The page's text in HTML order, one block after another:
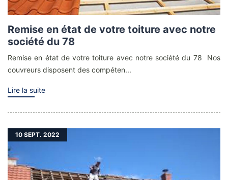
Remise en état de votre toiture avec notre
société du 78
Remise en état de votre toiture avec notre société du 78 Nos
couvreurs disposent des compéten...
Lire la suite
10 SEPT. 2022